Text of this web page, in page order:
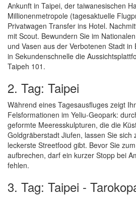
Ankunft in Taipei, der taiwanesischen
Millionenmetropole (tagesaktuelle
Privatwagen Transfer ins Hotel.
mit Scout. Bewundern Sie im
und Vasen aus der Verbotenen Stadt
in Sekundenschnelle die
Taipeh 101.
2. Tag: Taipei
Während eines Tagesausfluges zeigt
Felsformationen im Yeliu-Geopark:
geformte Meeresskulpturen, die die
Goldgräberstadt Jiufen, lassen Sie sich
leckerste Streetfood gibt. Bevor Sie
aufbrechen, darf ein kurzer Stopp bei
fehlen.
3. Tag: Taipei -